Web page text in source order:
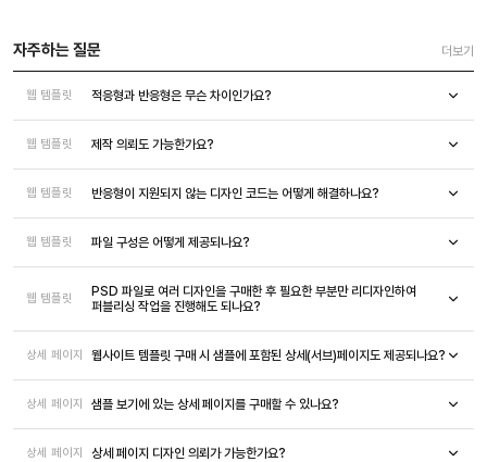
자주하는 질문 더보기
웹 템플릿 적응형과 반응형은 무슨 차이인가요?
웹 템플릿 제작 의뢰도 가능한가요?
웹 템플릿 반응형이 지원되지 않는 디자인 코드는 어떻게 해결하나요?
웹 템플릿 파일 구성은 어떻게 제공되나요?
웹 템플릿
PSD 파일로 여러 디자인을 구매한 후 필요한 부분만 리디자인하여
퍼블리싱 작업을 진행해도 되나요?
상세 페이지 웹사이트 템플릿 구매 시 샘플에 포함된 상세(서브)페이지도 제공되나요?
상세 페이지 샘플 보기에 있는 상세 페이지를 구매할 수 있나요?
상세 페이지 상세 페이지 디자인 의뢰가 가능한가요?